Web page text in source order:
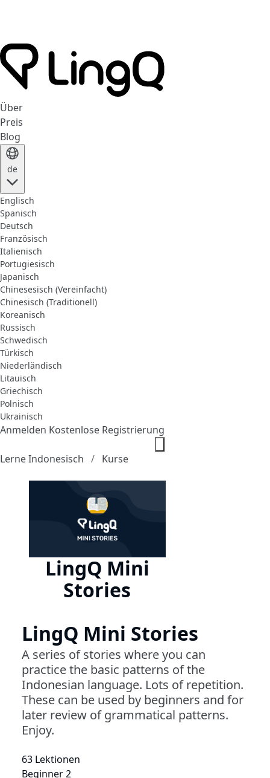
Über
Preis
Blog
de
Englisch
Spanisch
Deutsch
Französisch
Italienisch
Portugiesisch
Japanisch
Chinesesisch (Vereinfacht)
Chinesisch (Traditionell)
Koreanisch
Russisch
Schwedisch
Türkisch
Niederländisch
Litauisch
Griechisch
Polnisch
Ukrainisch
Anmelden Kostenlose Registrierung
Lerne Indonesisch Kurse
LingQ Mini
Stories
LingQ Mini Stories
A series of stories where you can
practice the basic patterns of the
Indonesian language. Lots of repetition.
These can be used by beginners and for
later review of grammatical patterns.
Enjoy.
63 Lektionen
Beginner 2